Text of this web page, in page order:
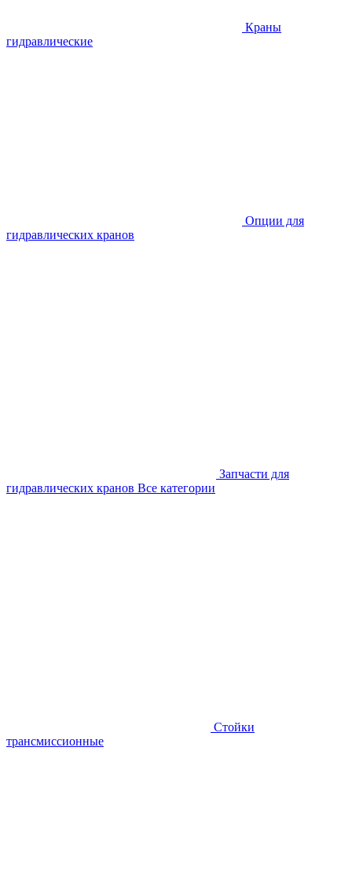
Краны
гидравлические
Опции для
гидравлических кранов
Запчасти для
гидравлических кранов Все категории
Стойки
трансмиссионные